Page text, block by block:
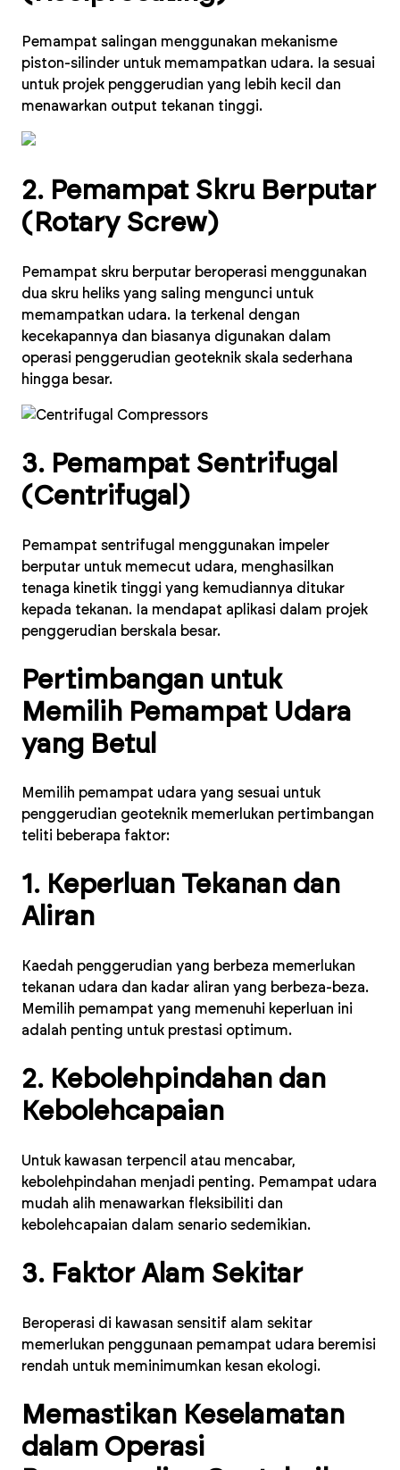
Pemampat salingan menggunakan mekanisme
piston-silinder untuk memampatkan udara. Ia sesuai
untuk projek penggerudian yang lebih kecil dan
menawarkan output tekanan tinggi.
2. Pemampat Skru Berputar
(Rotary Screw)
Pemampat skru berputar beroperasi menggunakan
dua skru heliks yang saling mengunci untuk
memampatkan udara. Ia terkenal dengan
kecekapannya dan biasanya digunakan dalam
operasi penggerudian geoteknik skala sederhana
hingga besar.
3. Pemampat Sentrifugal
(Centrifugal)
Pemampat sentrifugal menggunakan impeler
berputar untuk memecut udara, menghasilkan
tenaga kinetik tinggi yang kemudiannya ditukar
kepada tekanan. Ia mendapat aplikasi dalam projek
penggerudian berskala besar.
Pertimbangan untuk
Memilih Pemampat Udara
yang Betul
Memilih pemampat udara yang sesuai untuk
penggerudian geoteknik memerlukan pertimbangan
teliti beberapa faktor:
1. Keperluan Tekanan dan
Aliran
Kaedah penggerudian yang berbeza memerlukan
tekanan udara dan kadar aliran yang berbeza-beza.
Memilih pemampat yang memenuhi keperluan ini
adalah penting untuk prestasi optimum.
2. Kebolehpindahan dan
Kebolehcapaian
Untuk kawasan terpencil atau mencabar,
kebolehpindahan menjadi penting. Pemampat udara
mudah alih menawarkan fleksibiliti dan
kebolehcapaian dalam senario sedemikian.
3. Faktor Alam Sekitar
Beroperasi di kawasan sensitif alam sekitar
memerlukan penggunaan pemampat udara beremisi
rendah untuk meminimumkan kesan ekologi.
Memastikan Keselamatan
dalam Operasi